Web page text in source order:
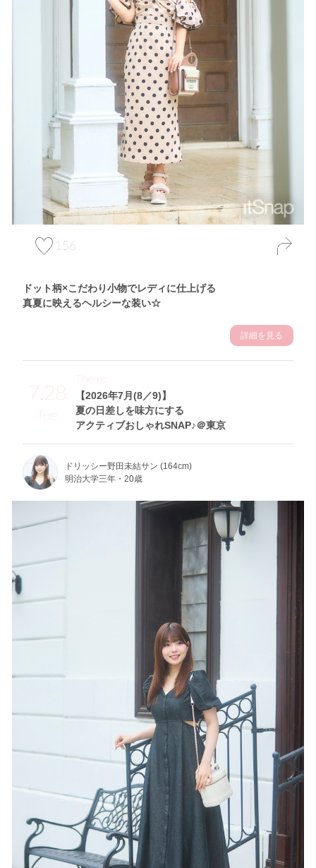
156
ドット柄×こだわり小物でレディに仕上げる
真夏に映えるヘルシーな装い☆
詳細を見る
7.28
Tue
【2026年7月(8／9)】
夏の日差しを味方にする
アクティブおしゃれSNAP♪＠東京
Theme
ドリッシー野田未結サン (164cm)
明治大学三年・20歳